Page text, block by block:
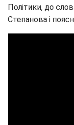
Політики, до
Степанова і